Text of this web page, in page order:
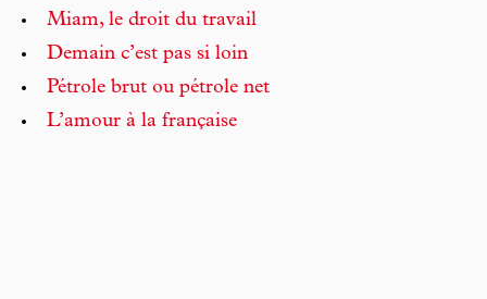
Miam, le droit du travail
Demain c’est pas si loin
Pétrole brut ou pétrole net
L’amour à la française